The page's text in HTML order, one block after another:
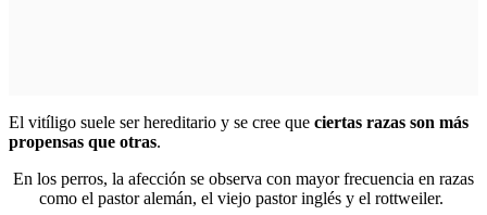
El vitíligo suele ser hereditario y se cree que ciertas razas son más
propensas que otras.
En los perros, la afección se observa con mayor frecuencia en razas
como el pastor alemán, el viejo pastor inglés y el rottweiler.